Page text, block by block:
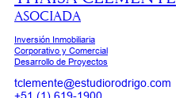
ASOCIADA
Inversión Inmobiliaria
Corporativo y Comercial
Desarrollo de Proyectos
tclemente@estudiorodrigo.com
+51 (1) 619-1900